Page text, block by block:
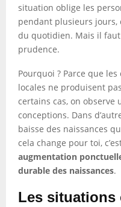
situation oblige les
pendant plusieurs jours,
du quotidien. Mais il
prudence.
Pourquoi ? Parce que
locales ne produisent
certains cas, on observe
conceptions. Dans
baisse des naissances
cela change pour toi,
augmentation
durable des naissances.
Les situations